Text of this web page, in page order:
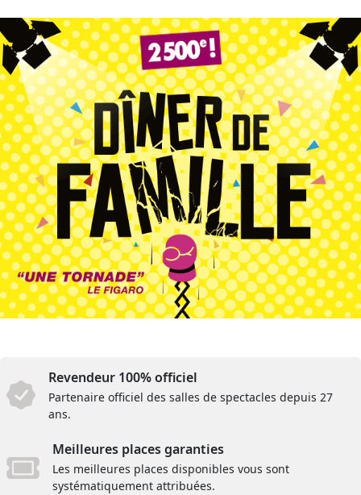
Revendeur 100% officiel
Partenaire officiel des salles de spectacles depuis 27
ans.
Meilleures places garanties
Les meilleures places disponibles vous sont
systématiquement attribuées.